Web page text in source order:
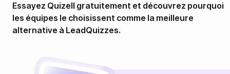
Essayez Quizell gratuitement et découvrez pourquoi
les équipes le choisissent comme la meilleure
alternative à LeadQuizzes.